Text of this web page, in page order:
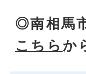
◎南相馬
こちら か